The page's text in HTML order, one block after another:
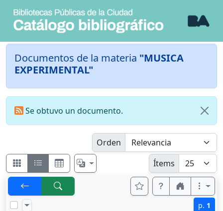
Documentos de la materia "MUSICA
EXPERIMENTAL"
Se obtuvo un documento.
Orden
Ítems
p. 1